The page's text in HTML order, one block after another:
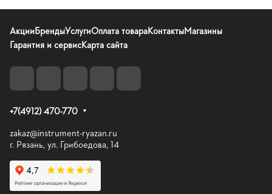
АкцииБрендыУслугиОплата товараКонтактыМагазины
Гарантия и сервисКарта сайта
+7(4912) 470-770
zakaz@instrument-ryazan.ru
г. Рязань, ул. Грибоедова, 14